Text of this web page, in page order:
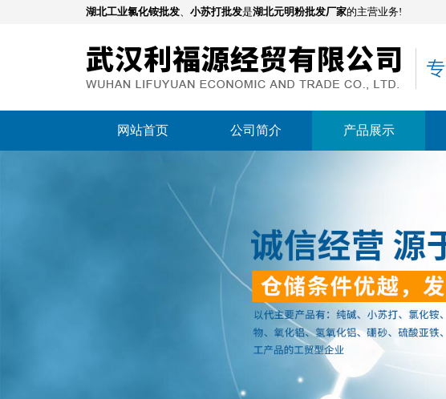
湖北工业氯化铵批发、 小苏打批发是湖北元明粉批发厂家的主营业务!
网站首页 公司简介 产品展示